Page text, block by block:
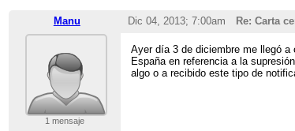
Manu Dic 04, 2013; 7:00am Re: Carta
1 mensaje
Ayer día 3 de diciembre me llegó
España en referencia a la
algo o a recibido este tipo de